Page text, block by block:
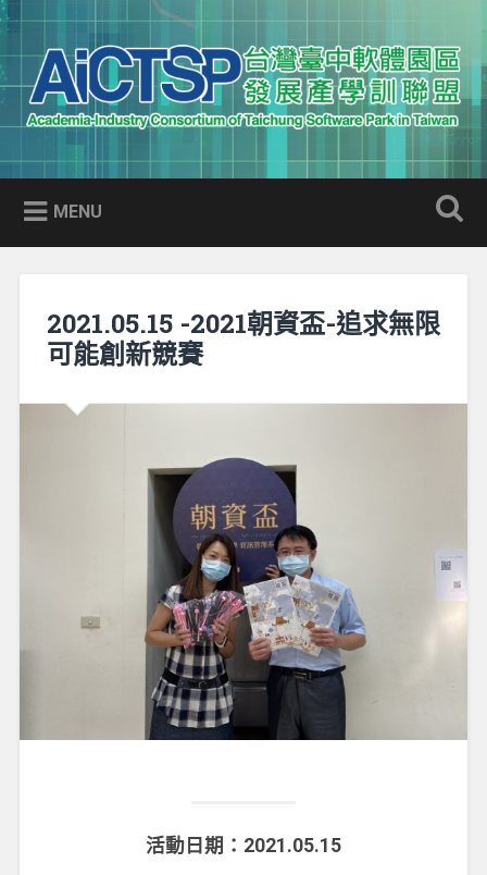
Skip
to
content
Search
AICTSP 台灣臺中軟體園區發展
產學訓聯盟
Academia-Industry Consortium of Taichung Software Park
in Taiwan
MENU
2021.05.15 -2021朝資盃-追求無限
可能創新競賽
活動日期：2021.05.15